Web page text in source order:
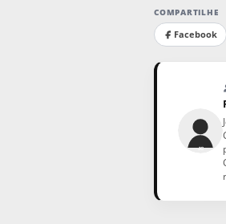
COMPARTILHE
Facebook